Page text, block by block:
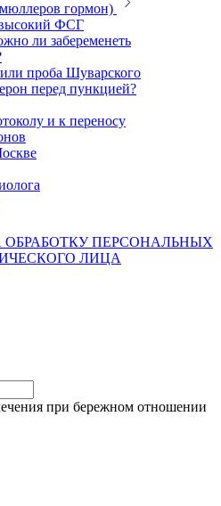
гормон)
ФСГ
ли забеременеть
проба Шуварского
перед пункцией?
и к переносу
ОБРАБОТКУ ПЕРСОНАЛЬНЫХ
ЛИЦА
при бережном отношении